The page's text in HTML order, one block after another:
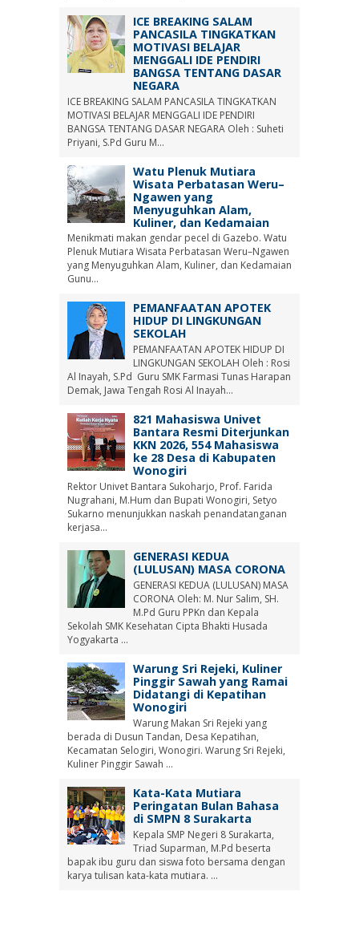
ICE BREAKING SALAM
PANCASILA TINGKATKAN
MOTIVASI BELAJAR
MENGGALI IDE PENDIRI
BANGSA TENTANG DASAR
NEGARA
ICE BREAKING SALAM PANCASILA TINGKATKAN
MOTIVASI BELAJAR MENGGALI IDE PENDIRI
BANGSA TENTANG DASAR NEGARA Oleh : Suheti
Priyani, S.Pd Guru M...
Watu Plenuk Mutiara
Wisata Perbatasan Weru–
Ngawen yang
Menyuguhkan Alam,
Kuliner, dan Kedamaian
Menikmati makan gendar pecel di Gazebo. Watu
Plenuk Mutiara Wisata Perbatasan Weru–Ngawen
yang Menyuguhkan Alam, Kuliner, dan Kedamaian
Gunu...
PEMANFAATAN APOTEK
HIDUP DI LINGKUNGAN
SEKOLAH
PEMANFAATAN APOTEK HIDUP DI
LINGKUNGAN SEKOLAH Oleh : Rosi
Al Inayah, S.Pd Guru SMK Farmasi Tunas Harapan
Demak, Jawa Tengah Rosi Al Inayah...
821 Mahasiswa Univet
Bantara Resmi Diterjunkan
KKN 2026, 554 Mahasiswa
ke 28 Desa di Kabupaten
Wonogiri
Rektor Univet Bantara Sukoharjo, Prof. Farida
Nugrahani, M.Hum dan Bupati Wonogiri, Setyo
Sukarno menunjukkan naskah penandatanganan
kerjasa...
GENERASI KEDUA
(LULUSAN) MASA CORONA
GENERASI KEDUA (LULUSAN) MASA
CORONA Oleh: M. Nur Salim, SH.
M.Pd Guru PPKn dan Kepala
Sekolah SMK Kesehatan Cipta Bhakti Husada
Yogyakarta ...
Warung Sri Rejeki, Kuliner
Pinggir Sawah yang Ramai
Didatangi di Kepatihan
Wonogiri
Warung Makan Sri Rejeki yang
berada di Dusun Tandan, Desa Kepatihan,
Kecamatan Selogiri, Wonogiri. Warung Sri Rejeki,
Kuliner Pinggir Sawah ...
Kata-Kata Mutiara
Peringatan Bulan Bahasa
di SMPN 8 Surakarta
Kepala SMP Negeri 8 Surakarta,
Triad Suparman, M.Pd beserta
bapak ibu guru dan siswa foto bersama dengan
karya tulisan kata-kata mutiara. ...